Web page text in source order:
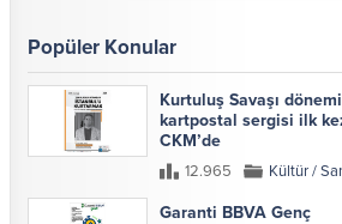
Popüler Konular
Kurtuluş Savaşı
kartpostal sergisi ilk
CKM’de
12.965 Kültür /
Garanti BBVA Genç